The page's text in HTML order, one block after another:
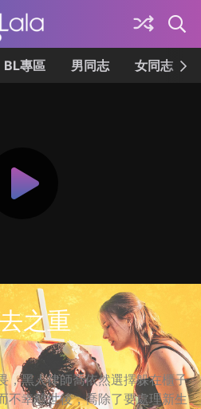
BL專區 男同志 女同志
之重
，黑人律師喬依然選擇躲在櫃子
不幸離世後，喬除了要處理新生